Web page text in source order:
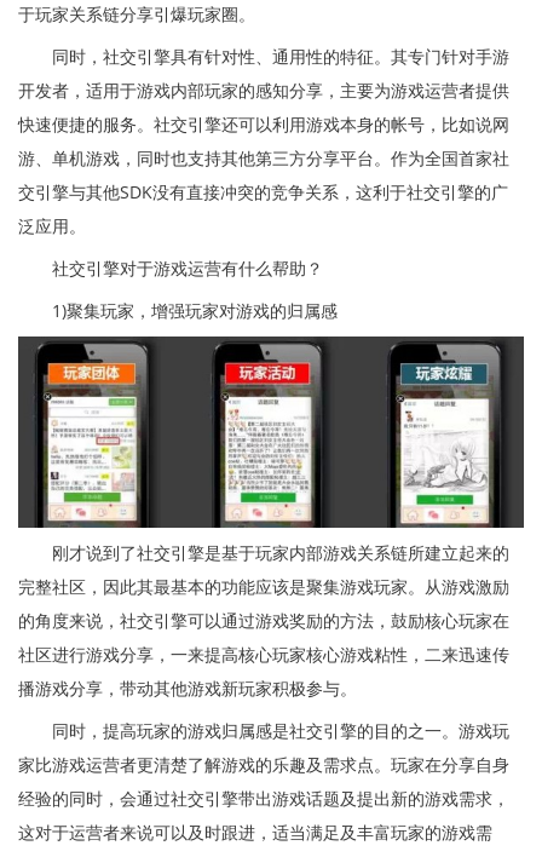
于玩家关系链分享引爆玩家圈。
同时，社交引擎具有针对性、通用性的特征。其专门针对手游
开发者，适用于游戏内部玩家的感知分享，主要为游戏运营者提供
快速便捷的服务。社交引擎还可以利用游戏本身的帐号，比如说网
游、单机游戏，同时也支持其他第三方分享平台。作为全国首家社
交引擎与其他SDK没有直接冲突的竞争关系，这利于社交引擎的广
泛应用。
社交引擎对于游戏运营有什么帮助？
1)聚集玩家，增强玩家对游戏的归属感
刚才说到了社交引擎是基于玩家内部游戏关系链所建立起来的
完整社区，因此其最基本的功能应该是聚集游戏玩家。从游戏激励
的角度来说，社交引擎可以通过游戏奖励的方法，鼓励核心玩家在
社区进行游戏分享，一来提高核心玩家核心游戏粘性，二来迅速传
播游戏分享，带动其他游戏新玩家积极参与。
同时，提高玩家的游戏归属感是社交引擎的目的之一。游戏玩
家比游戏运营者更清楚了解游戏的乐趣及需求点。玩家在分享自身
经验的同时，会通过社交引擎带出游戏话题及提出新的游戏需求，
这对于运营者来说可以及时跟进，适当满足及丰富玩家的游戏需